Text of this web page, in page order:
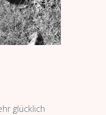
glücklich